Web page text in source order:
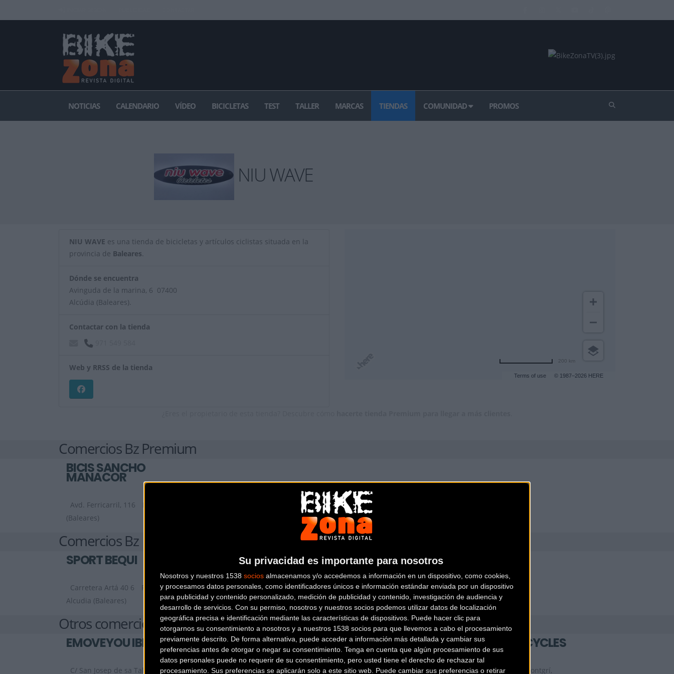
Su privacidad es importante para nosotros
Nosotros y nuestros 1538 socios almacenamos y/o accedemos a información en un dispositivo, como cookies,
y procesamos datos personales, como identificadores únicos e información estándar enviada por un dispositivo
para publicidad y contenido personalizado, medición de publicidad y contenido, investigación de audiencia y
desarrollo de servicios. Con su permiso, nosotros y nuestros socios podemos utilizar datos de localización
geográfica precisa e identificación mediante las características de dispositivos. Puede hacer clic para
otorgarnos su consentimiento a nosotros y a nuestros 1538 socios para que llevemos a cabo el procesamiento
previamente descrito. De forma alternativa, puede acceder a información más detallada y cambiar sus
preferencias antes de otorgar o negar su consentimiento. Tenga en cuenta que algún procesamiento de sus
datos personales puede no requerir de su consentimiento, pero usted tiene el derecho de rechazar tal
procesamiento. Sus preferencias se aplicarán solo a este sitio web. Puede cambiar sus preferencias o retirar
NOTICIAS CALENDARIO VÍDEO BICICLETAS TEST TALLER MARCAS TIENDAS COMUNIDAD PROMOS
NIU WAVE
NIU WAVE es una tienda de bicicletas y artículos ciclistas situada en la
provincia de Baleares.
Dónde se encuentra
Avinguda de la marina, 6 07400
Alcúdia (Baleares).
Contactar con la tienda
Web y RRSS de la tienda
Terms of use © 1987–2026 HERE
200 km
Comercios Bz Premium
BICIS SANCHO
MANACOR
Avd. Ferricarril, 116
(Baleares)
Comercios Bz
SPORT BEQUI
Carretera Artá 40 6
Puerta de
Alcudia (Baleares)
Otros comercios
EMOVEYOU IBIZA
C/ San Josep de sa Talaia
Ibiza
ES BROLLS FORMENTERA
Ctra. La Savina km 2
Formentera
FORMENTERA CYCLES
Carrer de Guillem de Montgrí,